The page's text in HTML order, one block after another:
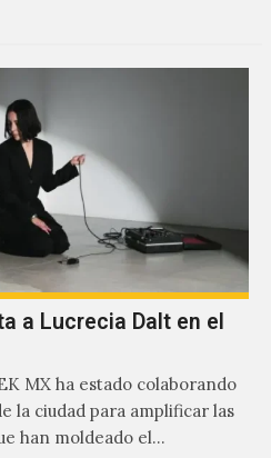
a Lucrecia Dalt en el
MX ha estado colaborando
la ciudad para amplificar las
han moldeado el…